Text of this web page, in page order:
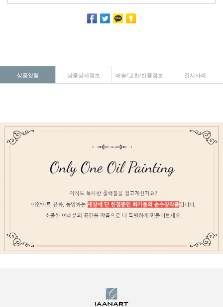
상품알림 상품상세정보 배송/교환/반품정보 전시사례